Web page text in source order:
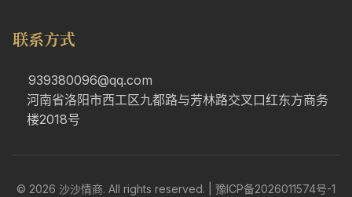
联系方式
939380096@qq.com
河南省洛阳市西工区九都路与芳林路交叉口红东方商务
楼2018号
© 2026 沙沙情商. All rights reserved. | 豫ICP备2026011574号-1